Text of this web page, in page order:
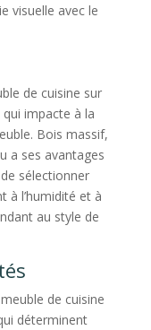
visuelle avec le
de cuisine sur
impacte à la
Bois massif,
a ses avantages
sélectionner
à l’humidité et à
au style de
de cuisine
déterminent